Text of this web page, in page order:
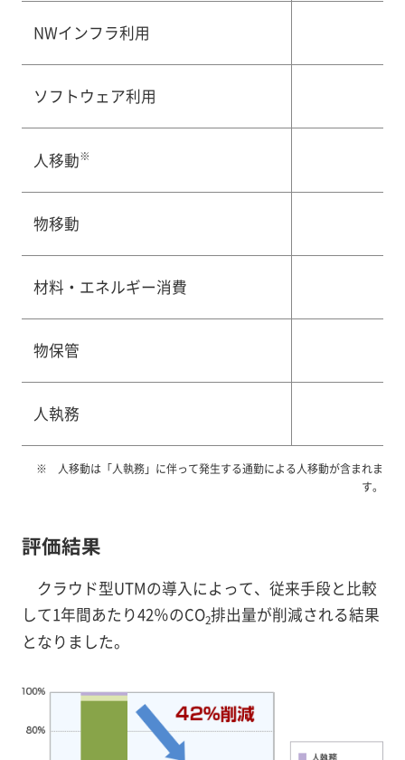
NWインフラ利用
ソフトウェア利用
人移動※
物移動
材料・エネルギー消費
物保管
人執務
人移動は「人執務」に伴って発生する通勤による人移動が含まれま
す。
評価結果
クラウド型UTMの導入によって、従来手段と比較
して1年間あたり42％のCO2排出量が削減される結果
となりました。